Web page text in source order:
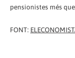
pensionistes més
FONT: